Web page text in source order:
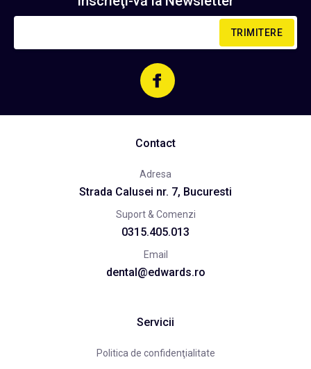
TRIMITERE
Contact
Adresa
Strada Calusei nr. 7, Bucuresti
Suport & Comenzi
0315.405.013
Email
dental@edwards.ro
Servicii
Politica de confidenţialitate